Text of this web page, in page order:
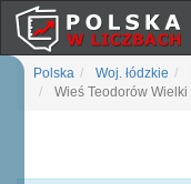
Polska Woj. łódzkie
Wieś Teodorów Wielki